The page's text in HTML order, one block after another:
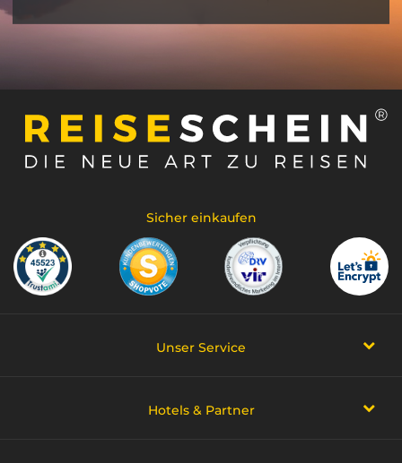
Sicher einkaufen
Unser Service
Hotels & Partner